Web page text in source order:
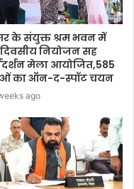
के संयुक्त श्रम भवन में
नियोजन सह
मेला आयोजित,585
का ऑन-द-स्पॉट चयन
ago